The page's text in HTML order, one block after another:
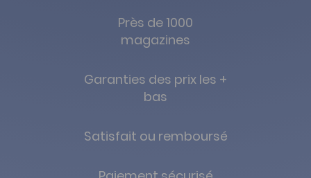
Près de 1000
magazines
Garanties des prix les +
bas
Satisfait ou remboursé